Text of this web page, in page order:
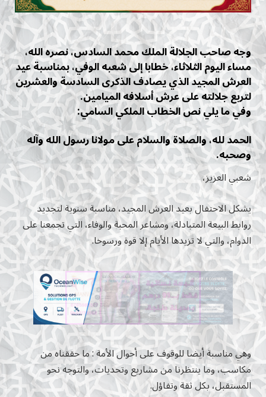
وجه صاحب الجلالة الملك محمد السادس، نصره الله،
مساء اليوم الثلاثاء، خطابا إلى شعبه الوفي، بمناسبة عيد
العرش المجيد الذي يصادف الذكرى السادسة والعشرين
لتربع جلالته على عرش أسلافه الميامين.
وفي ما يلي نص الخطاب الملكي السامي:
الحمد لله، والصلاة والسلام على مولانا رسول الله وآله
وصحبه.
شعبي العزيز،
يشكل الاحتفال بعيد العرش المجيد، مناسبة سنوية لتجديد
روابط البيعة المتبادلة، ومشاعر المحبة والوفاء، التي تجمعنا على
الدوام، والتي لا تزيدها الأيام إلا قوة ورسوخا.
وهي مناسبة أيضا للوقوف على أحوال الأمة : ما حققناه من
مكاسب، وما ينتظرنا من مشاريع وتحديات، والتوجه نحو
المستقبل، بكل ثقة وتفاؤل.